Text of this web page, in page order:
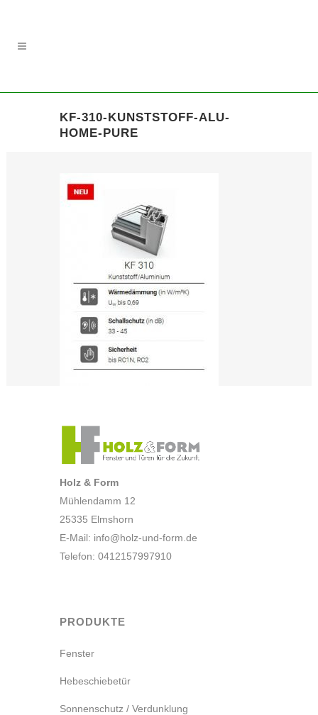
KF-310-KUNSTSTOFF-ALU-
HOME-PURE
Holz & Form
Mühlendamm 12
25335 Elmshorn
E-Mail: info@holz-und-form.de
Telefon: 0412157997910
PRODUKTE
Fenster
Hebeschiebetür
Sonnenschutz / Verdunklung